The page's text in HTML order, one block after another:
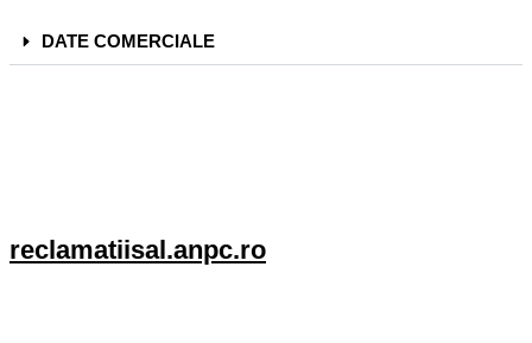
DATE COMERCIALE
reclamatiisal.anpc.ro